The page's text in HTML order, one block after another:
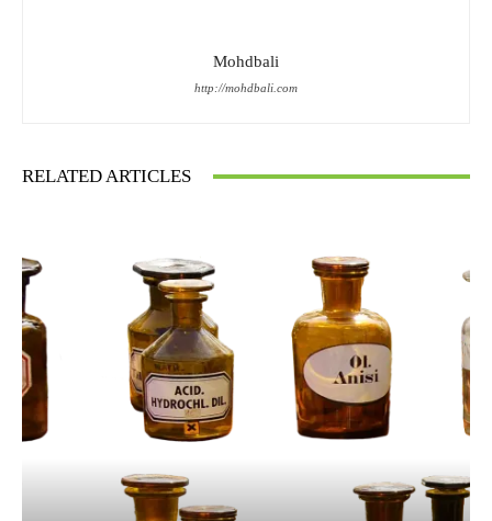
Mohdbali
http://mohdbali.com
RELATED ARTICLES